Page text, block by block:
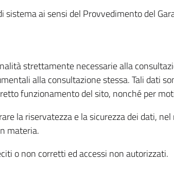
ai sensi del Provvedimento del
strettamente necessarie alla
alla consultazione stessa. Tali dati
funzionamento del sito, nonché per
la riservatezza e la sicurezza dei dati,
materia.
o non corretti ed accessi non autorizzati.